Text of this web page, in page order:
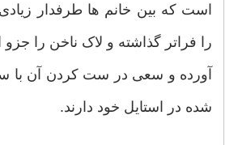
است که بین خانم ها طرفدار
را فراتر گذاشته و لاک ناخن را
آورده و سعی در ست کردن آن با
شده در استایل خود دارند.